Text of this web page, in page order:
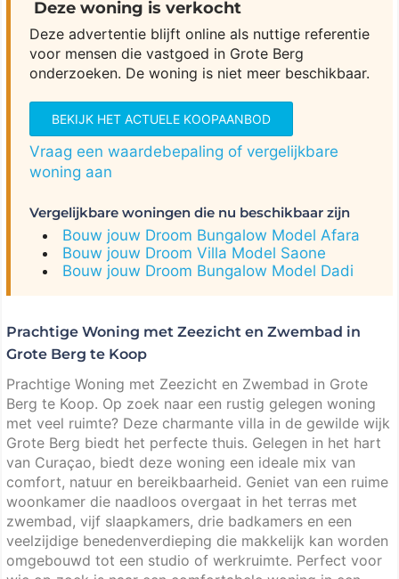
Deze woning is verkocht
Deze advertentie blijft online als nuttige referentie
voor mensen die vastgoed in Grote Berg
onderzoeken. De woning is niet meer beschikbaar.
BEKIJK HET ACTUELE KOOPAANBOD
Vraag een waardebepaling of vergelijkbare
woning aan
Vergelijkbare woningen die nu beschikbaar zijn
Bouw jouw Droom Bungalow Model Afara
Bouw jouw Droom Villa Model Saone
Bouw jouw Droom Bungalow Model Dadi
Prachtige Woning met Zeezicht en Zwembad in
Grote Berg te Koop
Prachtige Woning met Zeezicht en Zwembad in Grote
Berg te Koop. Op zoek naar een rustig gelegen woning
met veel ruimte? Deze charmante villa in de gewilde wijk
Grote Berg biedt het perfecte thuis. Gelegen in het hart
van Curaçao, biedt deze woning een ideale mix van
comfort, natuur en bereikbaarheid. Geniet van een ruime
woonkamer die naadloos overgaat in het terras met
zwembad, vijf slaapkamers, drie badkamers en een
veelzijdige benedenverdieping die makkelijk kan worden
omgebouwd tot een studio of werkruimte. Perfect voor